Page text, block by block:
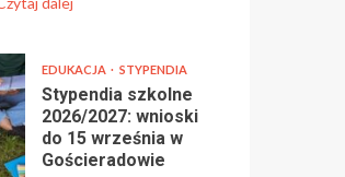
EDUKACJA STYPENDIA
Stypendia szkolne
2026/2027: wnioski
do 15 września w
Gościeradowie